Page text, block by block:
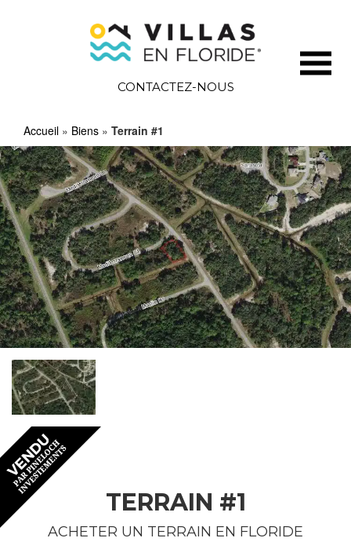
CONTACTEZ-NOUS
Accueil » Biens » Terrain #1
TERRAIN #1
ACHETER UN TERRAIN EN FLORIDE